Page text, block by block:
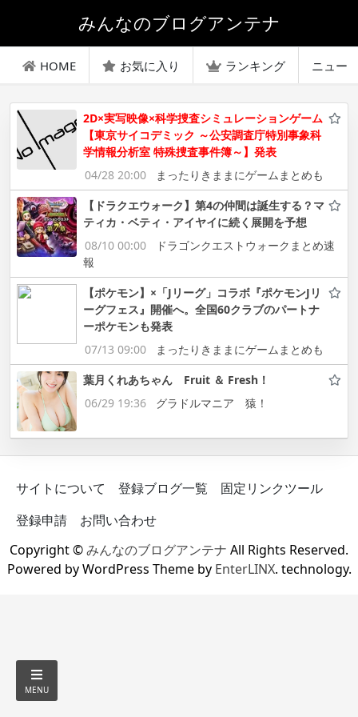
みんなのブログアンテナ
HOME お気に入り ランキング ニュー
2D×実写映像×科学捜査シミュレーションゲーム
【東京サイコデミック ～公安調査庁特別事象科
学情報分析室 特殊捜査事件簿～】発表
04/28 20:00
まったりきままにゲームまとめも
【ドラクエウォーク】第4の仲間は誕生する？マ
ティカ・ベティ・アイヤイに続く展開を予想
08/10 00:00
ドラゴンクエストウォークまとめ速
報
【ポケモン】×「Jリーグ」コラボ『ポケモンJリ
ーグフェス』開催へ。全国60クラブのパートナ
ーポケモンも発表
07/13 09:00
まったりきままにゲームまとめも
葉月くれあちゃん Fruit ＆ Fresh！
06/29 19:36
グラドルマニア 猿！
サイトについて 登録ブログ一覧
固定リンクツール
登録申請
お問い合わせ
Copyright ©みんなのブログアンテナ All Rights Reserved.
Powered by WordPress Theme by EnterLINX. technology.
MENU